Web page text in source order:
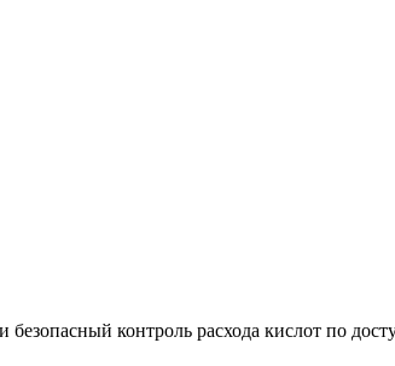
контроль расхода кислот по